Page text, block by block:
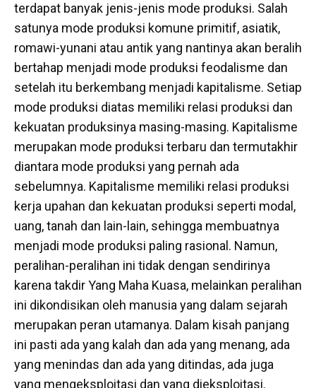
terdapat banyak jenis-jenis mode produksi. Salah
satunya mode produksi komune primitif, asiatik,
romawi-yunani atau antik yang nantinya akan beralih
bertahap menjadi mode produksi feodalisme dan
setelah itu berkembang menjadi kapitalisme. Setiap
mode produksi diatas memiliki relasi produksi dan
kekuatan produksinya masing-masing. Kapitalisme
merupakan mode produksi terbaru dan termutakhir
diantara mode produksi yang pernah ada
sebelumnya. Kapitalisme memiliki relasi produksi
kerja upahan dan kekuatan produksi seperti modal,
uang, tanah dan lain-lain, sehingga membuatnya
menjadi mode produksi paling rasional. Namun,
peralihan-peralihan ini tidak dengan sendirinya
karena takdir Yang Maha Kuasa, melainkan peralihan
ini dikondisikan oleh manusia yang dalam sejarah
merupakan peran utamanya. Dalam kisah panjang
ini pasti ada yang kalah dan ada yang menang, ada
yang menindas dan ada yang ditindas, ada juga
yang mengeksploitasi dan yang dieksploitasi.